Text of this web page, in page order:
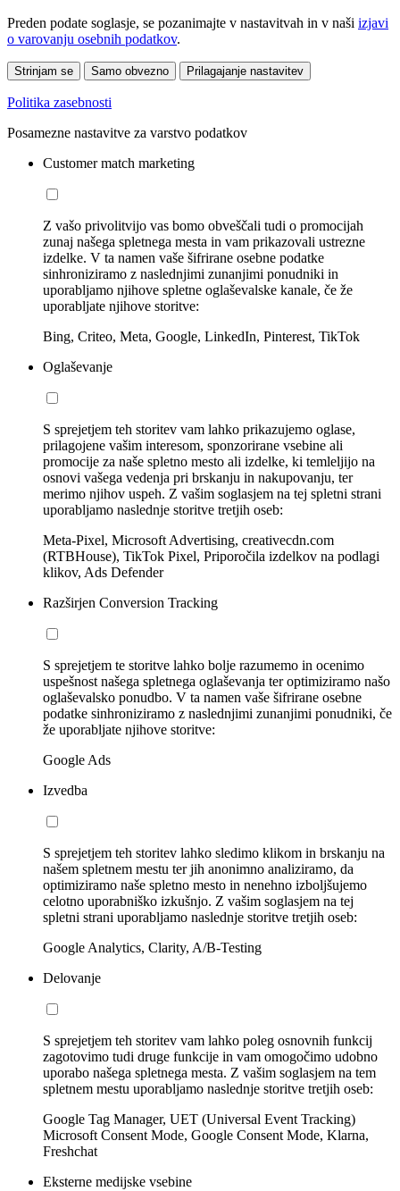
Preden podate soglasje, se pozanimajte v nastavitvah in v naši izjavi
o varovanju osebnih podatkov.
Strinjam se Samo obvezno Prilagajanje nastavitev
Politika zasebnosti
Posamezne nastavitve za varstvo podatkov
Customer match marketing
Z vašo privolitvijo vas bomo obveščali tudi o promocijah
zunaj našega spletnega mesta in vam prikazovali ustrezne
izdelke. V ta namen vaše šifrirane osebne podatke
sinhroniziramo z naslednjimi zunanjimi ponudniki in
uporabljamo njihove spletne oglaševalske kanale, če že
uporabljate njihove storitve:
Bing, Criteo, Meta, Google, LinkedIn, Pinterest, TikTok
Oglaševanje
S sprejetjem teh storitev vam lahko prikazujemo oglase,
prilagojene vašim interesom, sponzorirane vsebine ali
promocije za naše spletno mesto ali izdelke, ki temleljijo na
osnovi vašega vedenja pri brskanju in nakupovanju, ter
merimo njihov uspeh. Z vašim soglasjem na tej spletni strani
uporabljamo naslednje storitve tretjih oseb:
Meta-Pixel, Microsoft Advertising, creativecdn.com
(RTBHouse), TikTok Pixel, Priporočila izdelkov na podlagi
klikov, Ads Defender
Razširjen Conversion Tracking
S sprejetjem te storitve lahko bolje razumemo in ocenimo
uspešnost našega spletnega oglaševanja ter optimiziramo našo
oglaševalsko ponudbo. V ta namen vaše šifrirane osebne
podatke sinhroniziramo z naslednjimi zunanjimi ponudniki, če
že uporabljate njihove storitve:
Google Ads
Izvedba
S sprejetjem teh storitev lahko sledimo klikom in brskanju na
našem spletnem mestu ter jih anonimno analiziramo, da
optimiziramo naše spletno mesto in nenehno izboljšujemo
celotno uporabniško izkušnjo. Z vašim soglasjem na tej
spletni strani uporabljamo naslednje storitve tretjih oseb:
Google Analytics, Clarity, A/B-Testing
Delovanje
S sprejetjem teh storitev vam lahko poleg osnovnih funkcij
zagotovimo tudi druge funkcije in vam omogočimo udobno
uporabo našega spletnega mesta. Z vašim soglasjem na tem
spletnem mestu uporabljamo naslednje storitve tretjih oseb:
Google Tag Manager, UET (Universal Event Tracking)
Microsoft Consent Mode, Google Consent Mode, Klarna,
Freshchat
Eksterne medijske vsebine